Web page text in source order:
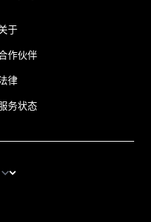
于
作伙伴
律
务状态